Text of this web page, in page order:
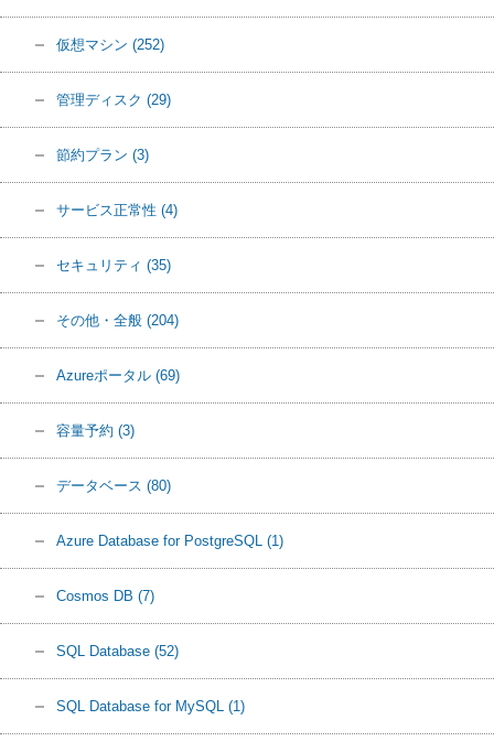
仮想マシン (252)
管理ディスク (29)
節約プラン (3)
サービス正常性 (4)
セキュリティ (35)
その他・全般 (204)
Azureポータル (69)
容量予約 (3)
データベース (80)
Azure Database for PostgreSQL (1)
Cosmos DB (7)
SQL Database (52)
SQL Database for MySQL (1)